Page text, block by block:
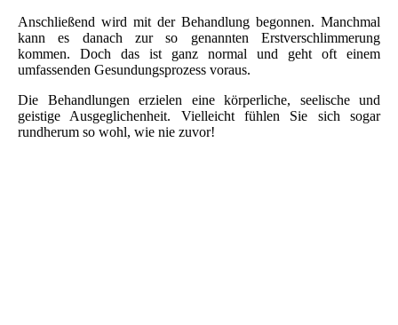
Anschließend wird mit der Behandlung begonnen. Manchmal
kann es danach zur so genannten Erstverschlimmerung
kommen. Doch das ist ganz normal und geht oft einem
umfassenden Gesundungsprozess voraus.
Die Behandlungen erzielen eine körperliche, seelische und
geistige Ausgeglichenheit. Vielleicht fühlen Sie sich sogar
rundherum so wohl, wie nie zuvor!